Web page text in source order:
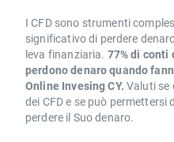
I CFD sono strumenti
significativo di perdere
leva finanziaria. 77% di
perdono denaro quando
Online Invesing CY. Valuti se
dei CFD e se può
perdere il Suo denaro.